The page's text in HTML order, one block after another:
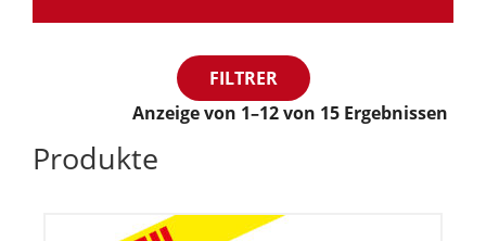
FILTRER
Anzeige von 1–12 von 15 Ergebnissen
Produkte